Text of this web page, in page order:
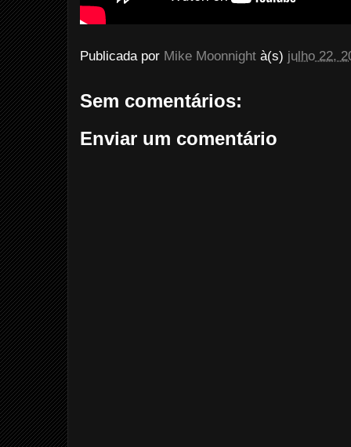
Publicada por Mike Moonnight à(s) julho 22,
Sem comentários:
Enviar um comentário